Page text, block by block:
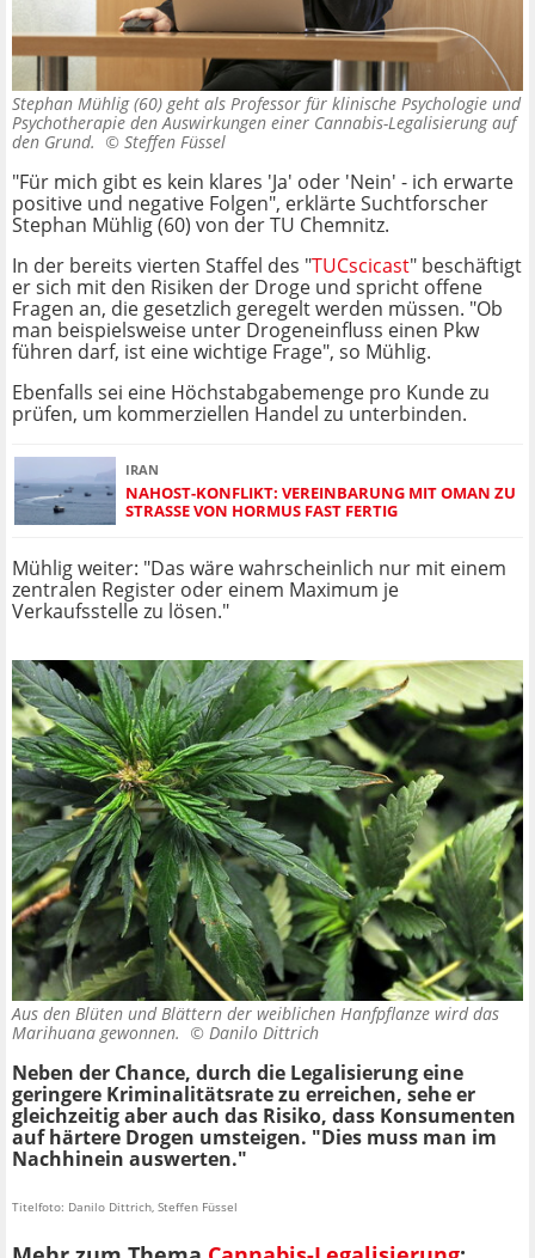
Stephan Mühlig (60) geht als Professor für klinische Psychologie und
Psychotherapie den Auswirkungen einer Cannabis-Legalisierung auf
den Grund. © Steffen Füssel
"Für mich gibt es kein klares 'Ja' oder 'Nein' - ich erwarte
positive und negative Folgen", erklärte Suchtforscher
Stephan Mühlig (60) von der TU Chemnitz.
In der bereits vierten Staffel des "TUCscicast" beschäftigt
er sich mit den Risiken der Droge und spricht offene
Fragen an, die gesetzlich geregelt werden müssen. "Ob
man beispielsweise unter Drogeneinfluss einen Pkw
führen darf, ist eine wichtige Frage", so Mühlig.
Ebenfalls sei eine Höchstabgabemenge pro Kunde zu
prüfen, um kommerziellen Handel zu unterbinden.
IRAN
NAHOST-KONFLIKT: VEREINBARUNG MIT OMAN ZU
STRASSE VON HORMUS FAST FERTIG
Mühlig weiter: "Das wäre wahrscheinlich nur mit einem
zentralen Register oder einem Maximum je
Verkaufsstelle zu lösen."
Aus den Blüten und Blättern der weiblichen Hanfpflanze wird das
Marihuana gewonnen. © Danilo Dittrich
Neben der Chance, durch die Legalisierung eine
geringere Kriminalitätsrate zu erreichen, sehe er
gleichzeitig aber auch das Risiko, dass Konsumenten
auf härtere Drogen umsteigen. "Dies muss man im
Nachhinein auswerten."
Titelfoto: Danilo Dittrich, Steffen Füssel